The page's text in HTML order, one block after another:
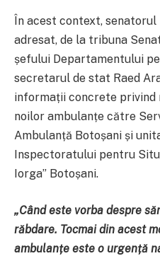
În acest context, senatorul
adresat, de la tribuna
șefului Departamentului
secretarul de stat Raed
informații concrete
noilor ambulanțe către
Ambulanță Botoșani și
Inspectoratului pentru
Iorga” Botoșani.
„Când este vorba despre
răbdare. Tocmai din acest
ambulanțe este o urgență